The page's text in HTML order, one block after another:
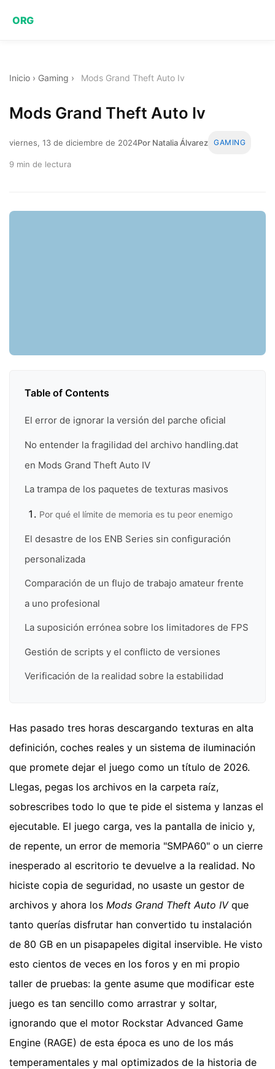
ORG
Inicio › Gaming › Mods Grand Theft Auto Iv
Mods Grand Theft Auto Iv
viernes, 13 de diciembre de 2024Por Natalia Álvarez GAMING
9 min de lectura
Table of Contents
El error de ignorar la versión del parche oficial
No entender la fragilidad del archivo handling.dat
en Mods Grand Theft Auto IV
La trampa de los paquetes de texturas masivos
Por qué el límite de memoria es tu peor enemigo
El desastre de los ENB Series sin configuración
personalizada
Comparación de un flujo de trabajo amateur frente
a uno profesional
La suposición errónea sobre los limitadores de FPS
Gestión de scripts y el conflicto de versiones
Verificación de la realidad sobre la estabilidad
Has pasado tres horas descargando texturas en alta
definición, coches reales y un sistema de iluminación
que promete dejar el juego como un título de 2026.
Llegas, pegas los archivos en la carpeta raíz,
sobrescribes todo lo que te pide el sistema y lanzas el
ejecutable. El juego carga, ves la pantalla de inicio y,
de repente, un error de memoria "SMPA60" o un cierre
inesperado al escritorio te devuelve a la realidad. No
hiciste copia de seguridad, no usaste un gestor de
archivos y ahora los Mods Grand Theft Auto IVque
tanto querías disfrutar han convertido tu instalación
de 80 GB en un pisapapeles digital inservible. He visto
esto cientos de veces en los foros y en mi propio
taller de pruebas: la gente asume que modificar este
juego es tan sencillo como arrastrar y soltar,
ignorando que el motor Rockstar Advanced Game
Engine (RAGE) de esta época es uno de los más
temperamentales y mal optimizados de la historia de